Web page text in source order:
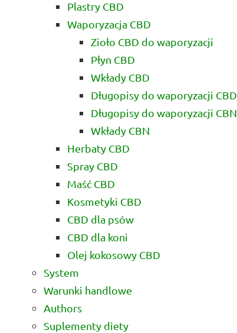
Plastry CBD
Waporyzacja CBD
Zioło CBD do waporyzacji
Płyn CBD
Wkłady CBD
Długopisy do waporyzacji CBD
Długopisy do waporyzacji CBN
Wkłady CBN
Herbaty CBD
Spray CBD
Maść CBD
Kosmetyki CBD
CBD dla psów
CBD dla koni
Olej kokosowy CBD
System
Warunki handlowe
Authors
Suplementy diety